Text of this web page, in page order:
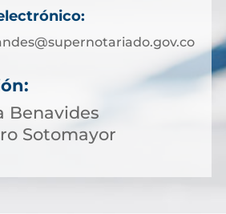
Benavides
Sotomayor